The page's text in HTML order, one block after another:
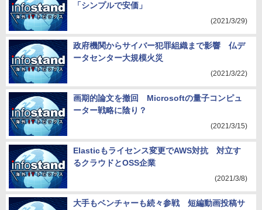
「シンプルで安価」
(2021/3/29)
政府機関からサイバー犯罪組織まで影響 仏デ
ータセンター大規模火災
(2021/3/22)
画期的論文を撤回 Microsoftの量子コンピュ
ーター戦略に陰り？
(2021/3/15)
Elasticもライセンス変更でAWS対抗 対立す
るクラウドとOSS企業
(2021/3/8)
大手もベンチャーも続々参戦 短編動画投稿サ